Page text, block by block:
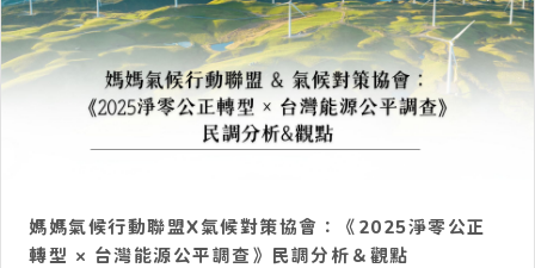
媽媽氣候行動聯盟X氣候對策協會：《2025淨零公正
轉型 × 台灣能源公平調查》民調分析＆觀點